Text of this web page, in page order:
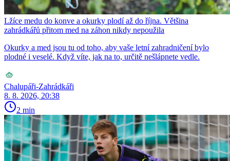
Lžíce medu do konve a okurky plodí až do října. Většina
zahrádkářů přitom med na záhon nikdy nepoužila
Okurky a med jsou tu od toho, aby vaše letní zahradničení bylo
plodné i veselé. Když víte, jak na to, určitě nešlápnete vedle.
Chalupáři-Zahrádkáři
8. 8. 2026, 20:38
2 min